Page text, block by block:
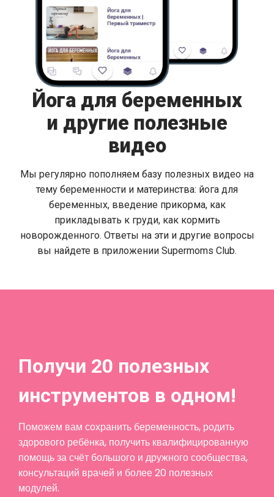
Йога для беременных
и другие полезные
видео
Мы регулярно пополняем базу полезных видео на
тему беременности и материнства: йога для
беременных, введение прикорма, как
прикладывать к груди, как кормить
новорожденного. Ответы на эти и другие вопросы
вы найдете в приложении Supermoms Club.
Получи 20 полезных
инструментов в одном!
Поможем вам сохранить беременность, родить
здорового ребёнка, получить квалифицированную
помощь за счёт большого и дружного сообщества,
консультаций врачей и более 20 полезных
модулей.